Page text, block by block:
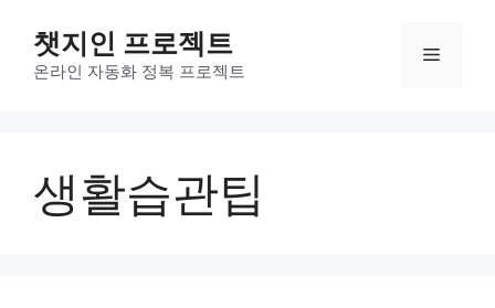
챗지인 프로젝트
온라인 자동화 정복 프로젝트
메
생활습관팁